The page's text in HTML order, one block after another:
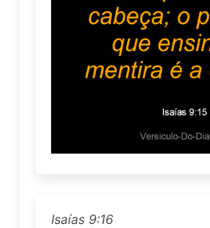
Isaías 9:16